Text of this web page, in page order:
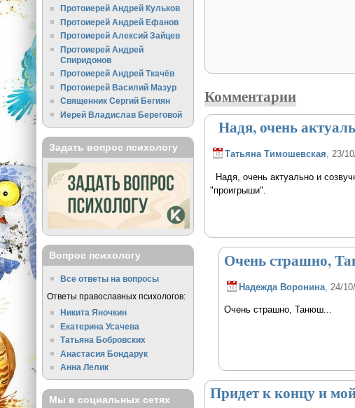
Комментарии
Надя, очень
Татьяна Тимошевская , 23/
Надя, очень актуально и
"проигрыши".
Очень страшно,
Надежда Воронина, 24/
Очень страшно, Танюш...
Придет к концу и
Протоиерей Андрей Кульков
Протоиерей Андрей Ефанов
Протоиерей Алексий Зайцев
Протоиерей Андрей
Спиридонов
Протоиерей Андрей Ткачёв
Протоиерей Василий Мазур
Священник Сергий Бегиян
Иерей Владислав Береговой
Задать вопрос психологу
Вопрос психологу
Все ответы на вопросы
Ответы православных психологов:
Никита Яночкин
Екатерина Усачева
Татьяна Бобровских
Анастасия Бондарук
Анна Лелик
Мы в социальных сетях